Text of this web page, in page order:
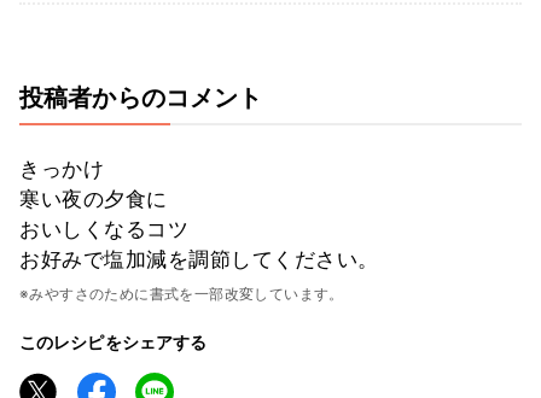
投稿者からのコメント
きっかけ
寒い夜の夕食に
おいしくなるコツ
お好みで塩加減を調節してください。
※みやすさのために書式を一部改変しています。
このレシピをシェアする